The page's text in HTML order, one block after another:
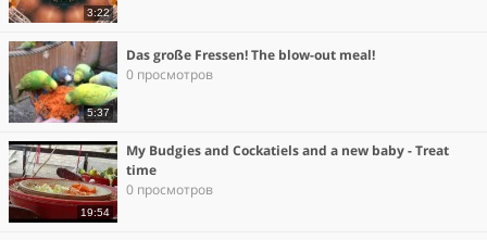
3:22
5:37
Das große Fressen! The blow-out meal!
0 просмотров
19:54
My Budgies and Cockatiels and a new baby - Treat
time
0 просмотров